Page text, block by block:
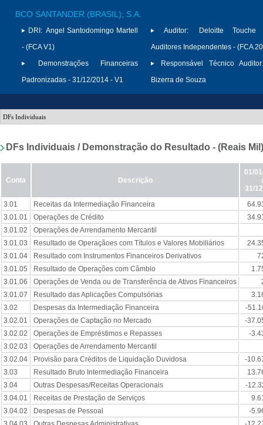
BCO SANTANDER (BRASIL); S.A.
DRI: Angel Santodomingo Martell
- (FCA V1)
Demonstrações Financeiras
Padronizadas - 31/12/2014 - V1
Auditor:
Deloitte Touche
Auditores Independentes - (FCA
Responsável Técnico
Bizerra de Souza